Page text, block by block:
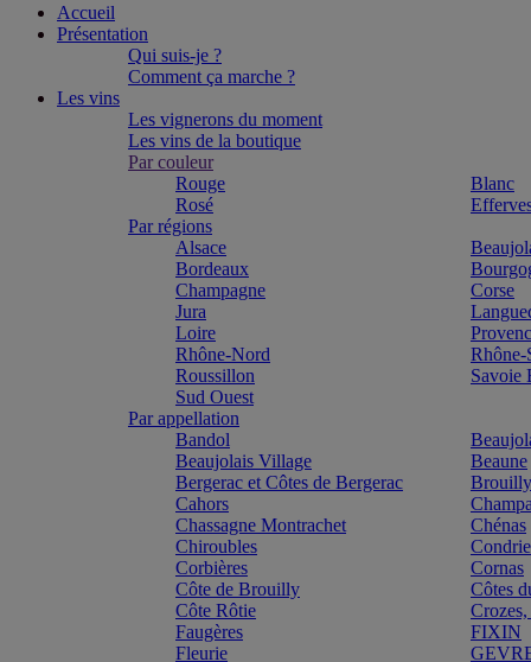
Accueil
Présentation
Qui suis-je ?
Comment ça marche ?
Les vins
Les vignerons du moment
Les vins de la boutique
Par couleur
Rouge
Blanc
Rosé
Par régions
Alsace
Bordeaux
Champagne
Corse
Jura
Loire
Rhône-Nord
Rhône-
Roussillon
Savoie
Sud Ouest
Par appellation
Bandol
Beaujolais Village
Beaune
Bergerac et Côtes de Bergerac
Brouilly
Cahors
Chassagne Montrachet
Chénas
Chiroubles
Corbières
Cornas
Côte de Brouilly
Côtes
Côte Rôtie
Faugères
FIXIN
Fleurie